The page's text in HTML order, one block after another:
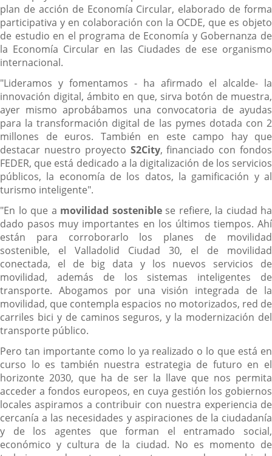
plan de acción de Economía Circular, elaborado de forma
participativa y en colaboración con la OCDE, que es objeto
de estudio en el programa de Economía y Gobernanza de
la Economía Circular en las Ciudades de ese organismo
internacional.
"Lideramos y fomentamos - ha afirmado el alcalde- la
innovación digital, ámbito en que, sirva botón de muestra,
ayer mismo aprobábamos una convocatoria de ayudas
para la transformación digital de las pymes dotada con 2
millones de euros. También en este campo hay que
destacar nuestro proyecto S2City, financiado con fondos
FEDER, que está dedicado a la digitalización de los servicios
públicos, la economía de los datos, la gamificación y al
turismo inteligente".
"En lo que a movilidad sosteniblese refiere, la ciudad ha
dado pasos muy importantes en los últimos tiempos. Ahí
están para corroborarlo los planes de movilidad
sostenible, el Valladolid Ciudad 30, el de movilidad
conectada, el de big data y los nuevos servicios de
movilidad, además de los sistemas inteligentes de
transporte. Abogamos por una visión integrada de la
movilidad, que contempla espacios no motorizados, red de
carriles bici y de caminos seguros, y la modernización del
transporte público.
Pero tan importante como lo ya realizado o lo que está en
curso lo es también nuestra estrategia de futuro en el
horizonte 2030, que ha de ser la llave que nos permita
acceder a fondos europeos, en cuya gestión los gobiernos
locales aspiramos a contribuir con nuestra experiencia de
cercanía a las necesidades y aspiraciones de la ciudadanía
y de los agentes que forman el entramado social,
económico y cultura de la ciudad. No es momento de